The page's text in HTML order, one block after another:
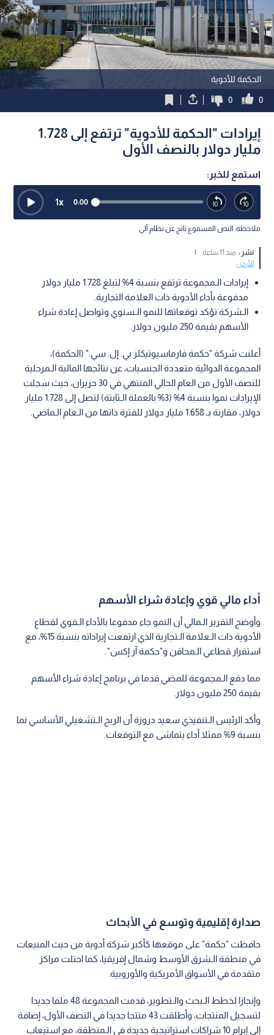
الحكمة للأدوية
0
0
إيرادات "الحكمة للأدوية" ترتفع إلى 1.728
مليار دولار بالنصف الأول
استمع للخبر:
0:00
1x
ملاحظة: النص المسموع ناتج عن نظام آلي
نشر : منذ 11 ساعة
|
الأردن
إيرادات الـمجموعة ترتفع بنسبة 4% لتبلغ 1.728 مليار دولار
مدفوعة بأداء الأدوية ذات العلامة التجارية.
الـشركة تؤكد توقعاتها للنمو الـسنوي وتواصل إعادة شراء
الأسهم بقيمة 250 مليون دولار.
أعلنت شركة "حكمة فارماسيوتيكلز بي. إل. سي." (الحكمة)،
المجموعة الدوائية متعددة الجنسيات، عن نتائجها المالية الـمرحلية
للنصف الأول من العام الحالي المنتهي في 30 حزيران، حيث سجلت
الإيرادات نموا بنسبة 4% (3% بالعملة الـثابتة) لتصل إلى 1.728 مليار
دولار، مقارنة بـ 1.658 مليار دولار للفترة ذاتها من الـعام الـماضي.
أداء مالي قوي وإعادة شراء الأسهم
وأوضح التقرير الـمالي أن النمو جاء مدفوعا بالأداء الـقوي لقطاع
الأدوية ذات الـعلامة الـتجارية الذي ارتفعت إيراداته بنسبة 15%، مع
استقرار قطاعي الـمحاقن و"حكمة آر إكس".
مما دفع الـمجموعة للمضي قدما في برنامج إعادة شراء الأسهم
بقيمة 250 مليون دولار.
وأكد الرئيس الـتنفيذي سعيد دروزة أن الربح الـتشغيلي الأساسي نما
بنسبة 9% ممثلا أداء يتماشى مع التوقعات.
صدارة إقليمية وتوسع في الأبحاث
حافظت "حكمة" على موقعها كأكبر شركة أدوية من حيث المبيعات
في منطقة الـشرق الأوسط وشمال إفريقيا، كما احتلت مراكز
متقدمة في الأسواق الأمريكية والأوروبية.
وإنجازا لخطط الـبحث والـتطوير، قدمت المجموعة 48 ملفا جديدا
لتسجيل المنتجات، وأطلقت 43 منتجا جديدا في النصف الأول، إضافة
إلى إبرام 10 شراكات استراتيجية جديدة في الـمنطقة، مع استيعاب